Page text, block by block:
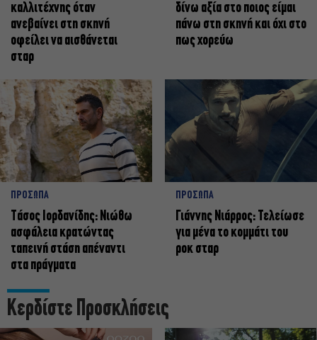
καλλιτέχνης όταν
ανεβαίνει στη σκηνή
οφείλει να αισθάνεται
σταρ
δίνω αξία στο ποιος είμαι
πάνω στη σκηνή και όχι στο
πως χορεύω
ΠΡΟΣΩΠΑ
Tάσος Ιορδανίδης: Νιώθω
ασφάλεια κρατώντας
ταπεινή στάση απέναντι
στα πράγματα
ΠΡΟΣΩΠΑ
Γιάννης Νιάρρος: Τελείωσε
για μένα το κομμάτι του
ροκ σταρ
Κερδίστε Προσκλήσεις